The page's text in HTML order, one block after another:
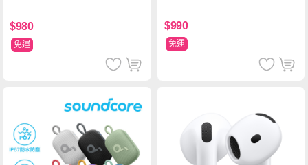
$980
免運
$990
免運